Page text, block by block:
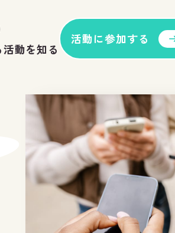
活動を知る
活動に参加する